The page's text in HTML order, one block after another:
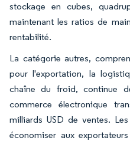
stockage en cubes,
maintenant les ratios de
rentabilité.
La catégorie autres,
pour l'exportation, la
chaîne du froid, continue
commerce électronique
milliards USD de ventes.
économiser aux